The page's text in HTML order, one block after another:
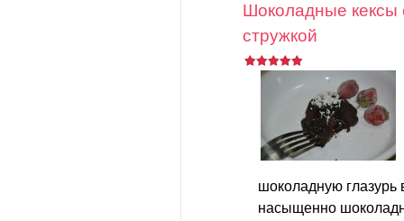
Шоколадные кексы
стружкой
шоколадную глазурь
насыщенно